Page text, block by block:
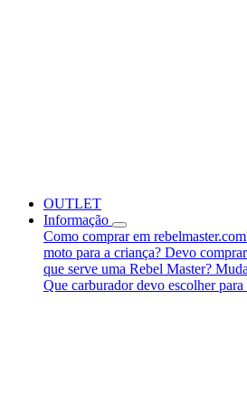
OUTLET
Informação
Como comprar em
moto para a criança? Devo
que serve uma Rebel Master?
Que carburador devo escolher